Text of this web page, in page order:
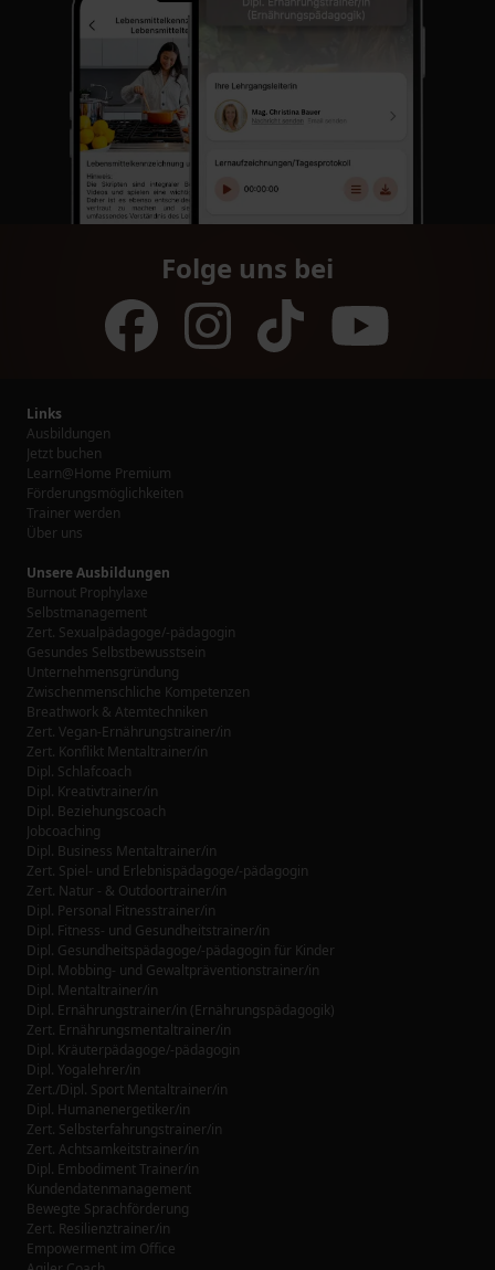
Folge uns bei
Links
Ausbildungen
Jetzt buchen
Learn@Home Premium
Förderungsmöglichkeiten
Trainer werden
Über uns
Unsere Ausbildungen
Burnout Prophylaxe
Selbstmanagement
Zert. Sexualpädagoge/-pädagogin
Gesundes Selbstbewusstsein
Unternehmensgründung
Zwischenmenschliche Kompetenzen
Breathwork & Atemtechniken
Zert. Vegan-Ernährungstrainer/in
Zert. Konflikt Mentaltrainer/in
Dipl. Schlafcoach
Dipl. Kreativtrainer/in
Dipl. Beziehungscoach
Jobcoaching
Dipl. Business Mentaltrainer/in
Zert. Spiel- und Erlebnispädagoge/-pädagogin
Zert. Natur - & Outdoortrainer/in
Dipl. Personal Fitnesstrainer/in
Dipl. Fitness- und Gesundheitstrainer/in
Dipl. Gesundheitspädagoge/-pädagogin für Kinder
Dipl. Mobbing- und Gewaltpräventionstrainer/in
Dipl. Mentaltrainer/in
Dipl. Ernährungstrainer/in (Ernährungspädagogik)
Zert. Ernährungsmentaltrainer/in
Dipl. Kräuterpädagoge/-pädagogin
Dipl. Yogalehrer/in
Zert./Dipl. Sport Mentaltrainer/in
Dipl. Humanenergetiker/in
Zert. Selbsterfahrungstrainer/in
Zert. Achtsamkeitstrainer/in
Dipl. Embodiment Trainer/in
Kundendatenmanagement
Bewegte Sprachförderung
Zert. Resilienztrainer/in
Empowerment im Office